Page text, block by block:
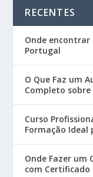
RECENTES
Onde
Portugal
O Que Faz um
Completo sobre
Curso
Formação Ideal
Onde Fazer um
com Certificado